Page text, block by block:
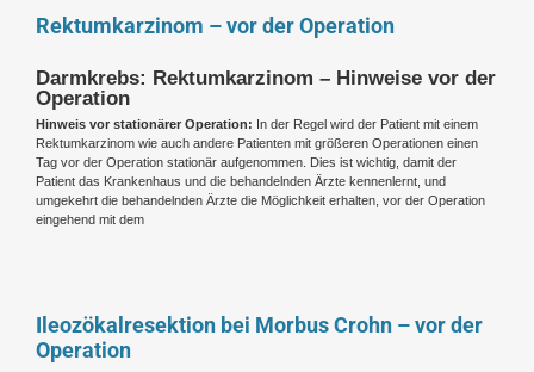
Rektumkarzinom – vor der Operation
Darmkrebs: Rektumkarzinom – Hinweise vor der
Operation
Hinweis vor stationärer Operation: In der Regel wird der Patient mit einem
Rektumkarzinom wie auch andere Patienten mit größeren Operationen einen
Tag vor der Operation stationär aufgenommen. Dies ist wichtig, damit der
Patient das Krankenhaus und die behandelnden Ärzte kennenlernt, und
umgekehrt die behandelnden Ärzte die Möglichkeit erhalten, vor der Operation
eingehend mit dem
Ileozökalresektion bei Morbus Crohn – vor der
Operation